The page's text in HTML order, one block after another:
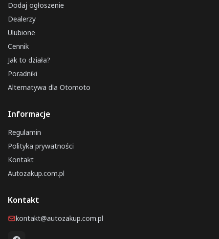
Dodaj ogłoszenie
Dealerzy
Ulubione
Cennik
Jak to działa?
Poradniki
Alternatywa dla Otomoto
Informacje
Regulamin
Polityka prywatności
Kontakt
Autozakup.com.pl
Kontakt
kontakt@autozakup.com.pl